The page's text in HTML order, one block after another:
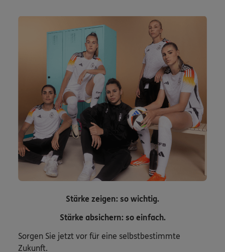
Stärke zeigen: so wichtig.
Stärke absichern: so einfach.
Sorgen Sie jetzt vor für eine selbstbestimmte
Zukunft.